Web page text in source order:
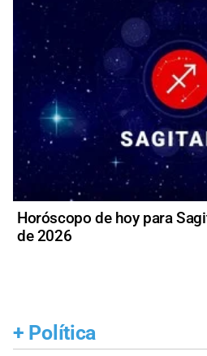
Horóscopo de hoy para
de 2026
+ Política